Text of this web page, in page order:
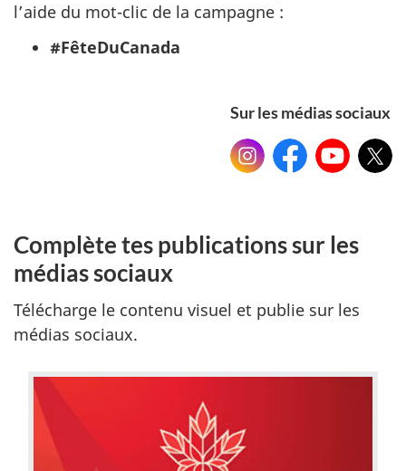
l’aide du mot-clic de la campagne :
#FêteDuCanada
Sur les médias sociaux
Instagram:
patrimoine.cdn
canadien
YouTube:
Patrimoine
X:
Complète tes publications sur les
médias sociaux
Télécharge le contenu visuel et publie sur les
médias sociaux.